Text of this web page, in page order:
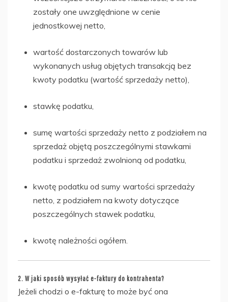
zostały one uwzględnione w cenie
jednostkowej netto,
wartość dostarczonych towarów lub
wykonanych usług objętych transakcją bez
kwoty podatku (wartość sprzedaży netto),
stawkę podatku,
sumę wartości sprzedaży netto z podziałem na
sprzedaż objętą poszczególnymi stawkami
podatku i sprzedaż zwolnioną od podatku,
kwotę podatku od sumy wartości sprzedaży
netto, z podziałem na kwoty dotyczące
poszczególnych stawek podatku,
kwotę należności ogółem.
2. W jaki sposób wysyłać e-faktury do kontrahenta?
Jeżeli chodzi o e-fakturę to może być ona